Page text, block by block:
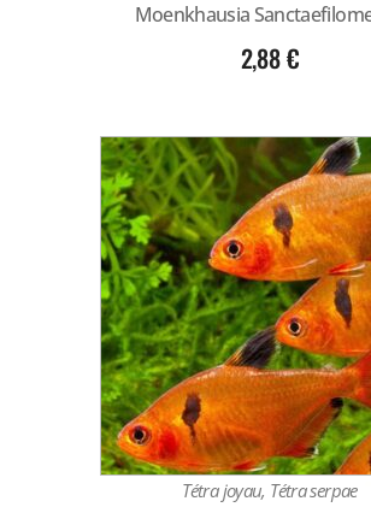
Moenkhausia
2,88€
Tétra joyau, Tétra serpae